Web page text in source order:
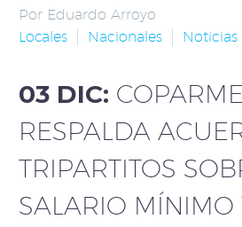
Por Eduardo Arroyo
Locales
Nacionales Noticias
03 DIC:
RESPALDA
TRIPARTITOS
SALARIO MÍNIMO